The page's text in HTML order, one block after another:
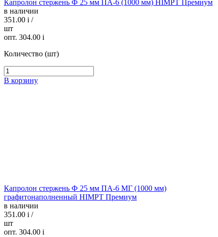
Капролон стержень Ф 25 мм ПА-6 (1000 мм) HIMPT Премиум
в наличии
351.00 i /
шт
опт. 304.00 i
Количество (шт)
В корзину
Капролон стержень Ф 25 мм ПА-6 МГ (1000 мм)
графитонаполненный HIMPT Премиум
в наличии
351.00 i /
шт
опт. 304.00 i